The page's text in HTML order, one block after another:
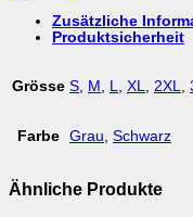
Zusätzliche
Produktsicherheit
Grösse S, M , L, XL, 2XL,
Farbe Grau, Schwarz
Ähnliche Produkte